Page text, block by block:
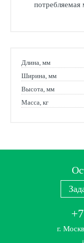
Длина, мм
Ширина, мм
Высота, мм
Масса, кг
г.